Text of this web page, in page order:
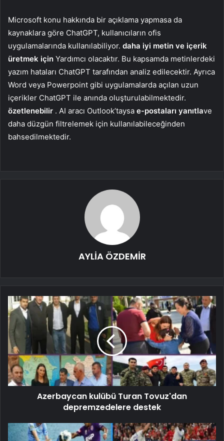
Microsoft konu hakkında bir açıklama yapmasa da
kaynaklara göre ChatGPT, kullanıcıların ofis
uygulamalarında kullanılabiliyor. daha iyi metin ve içerik
üretmek için Yardımcı olacaktır. Bu kapsamda metinlerdeki
yazım hataları ChatGPT tarafından analiz edilecektir. Ayrıca
Word veya Powerpoint gibi uygulamalarda açılan uzun
içerikler ChatGPT ile anında oluşturulabilmektedir.
özetlenebilir . AI aracı Outlook’taysa e-postaları yanıtlave
daha düzgün filtrelemek için kullanılabileceğinden
bahsedilmektedir.
AYLİA ÖZDEMİR
Azerbaycan kulübü Turan Tovuz'dan
depremzedelere destek